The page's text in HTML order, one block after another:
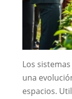
Los
una
espacios.